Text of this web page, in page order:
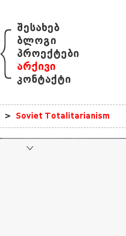
{ შესახებ
ბლოგი
პროექტები
არქივი
კონტაქტი
> Soviet Totalitarianism